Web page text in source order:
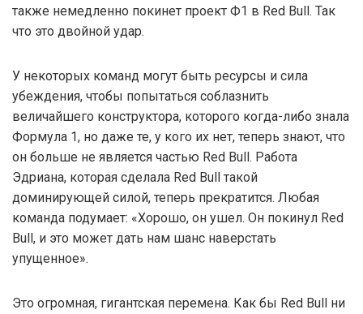
также немедленно покинет проект Ф1 в Red Bull. Так
что это двойной удар.
У некоторых команд могут быть ресурсы и сила
убеждения, чтобы попытаться соблазнить
величайшего конструктора, которого когда-либо знала
Формула 1, но даже те, у кого их нет, теперь знают, что
он больше не является частью Red Bull. Работа
Эдриана, которая сделала Red Bull такой
доминирующей силой, теперь прекратится. Любая
команда подумает: «Хорошо, он ушел. Он покинул Red
Bull, и это может дать нам шанс наверстать
упущенное».
Это огромная, гигантская перемена. Как бы Red Bull ни